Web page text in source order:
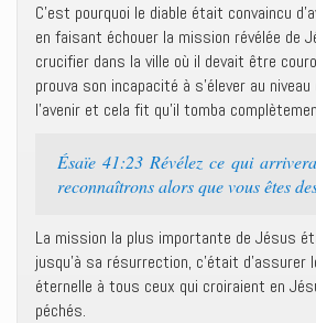
C’est pourquoi le diable était convaincu
en faisant échouer la mission révélée de
crucifier dans la ville où il devait être
prouva son incapacité à s’élever au
l’avenir et cela fit qu’il tomba
Ésaïe 41:23 Révélez ce qui
reconnaîtrons alors que vous êtes
La mission la plus importante de Jésus
jusqu’à sa résurrection, c’était d’assurer
éternelle à tous ceux qui croiraient en
péchés.